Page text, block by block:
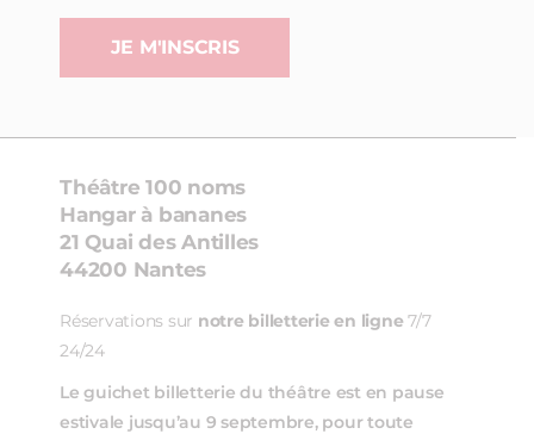
JE M'INSCRIS
Théâtre 100 noms
Hangar à bananes
21 Quai des Antilles
44200 Nantes
Réservations sur notre billetterie en ligne 7/7
24/24
Le guichet billetterie du théâtre est en pause
estivale jusqu’au 9 septembre, pour toute